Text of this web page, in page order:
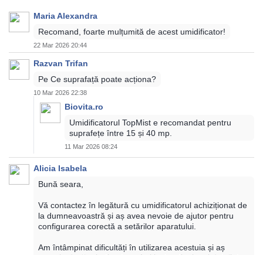
Maria Alexandra
Recomand, foarte mulțumită de acest umidificator!
22 Mar 2026 20:44
Razvan Trifan
Pe Ce suprafață poate acționa?
10 Mar 2026 22:38
Biovita.ro
Umidificatorul TopMist e recomandat pentru
suprafețe între 15 și 40 mp.
11 Mar 2026 08:24
Alicia Isabela
Bună seara,
Vă contactez în legătură cu umidificatorul achiziționat de
la dumneavoastră și aș avea nevoie de ajutor pentru
configurarea corectă a setărilor aparatului.
Am întâmpinat dificultăți în utilizarea acestuia și aș